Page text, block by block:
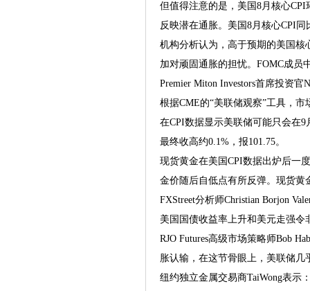
但值得注意的是，美国8月核心
反映潜在通胀。美国8月核心CPI
机构分析认为，高于预期的美国核
加对顽固通胀的担忧。FOMC成员
Premier Miton Investors首席投资
根据CME的“美联储观察”工具，
在CPI数据显示美联储可能只会在
最终收高约0.1%，报101.75。
现货黄金在美国CPI数据出炉后一
金价随后自低点有所反弹。现货黄
FXStreet分析师Christian Borjon
美国国债收益率上升和美元走强令
RJO Futures高级市场策略师Bob
胀认输，在这节骨眼上，美联储几
纽约独立金属交易商TaiWong表示